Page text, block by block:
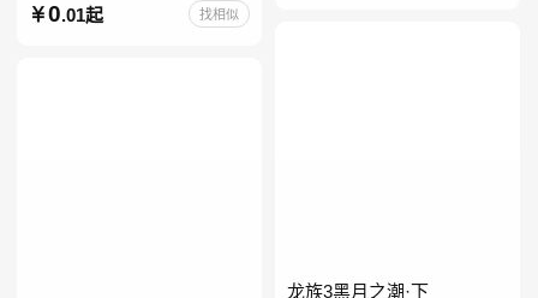
日葵地+冬牧场+阿勒泰的角
落+羊道三部曲+走夜路请放
0.01起 找相似
龙族3黑月之潮·下